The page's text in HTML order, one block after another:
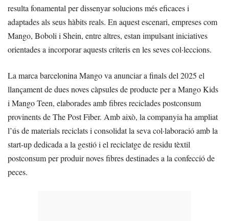
resulta fonamental per dissenyar solucions més eficaces i
adaptades als seus hàbits reals. En aquest escenari, empreses com
Mango, Boboli i Shein, entre altres, estan impulsant iniciatives
orientades a incorporar aquests criteris en les seves col·leccions.
La marca barcelonina Mango va anunciar a finals del 2025 el
llançament de dues noves càpsules de producte per a Mango Kids
i Mango Teen, elaborades amb fibres reciclades postconsum
provinents de The Post Fiber. Amb això, la companyia ha ampliat
l’ús de materials reciclats i consolidat la seva col·laboració amb la
start-up dedicada a la gestió i el reciclatge de residu tèxtil
postconsum per produir noves fibres destinades a la confecció de
peces.